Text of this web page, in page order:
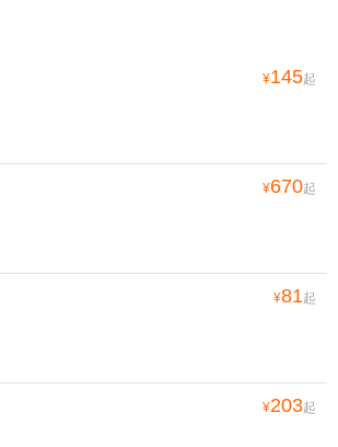
¥145起
¥670起
¥81起
¥203起